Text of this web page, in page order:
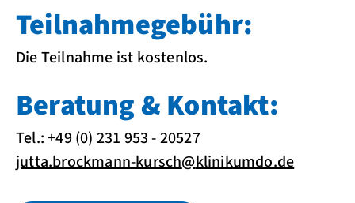
Teilnahmegebühr:
Die Teilnahme ist kostenlos.
Beratung & Kontakt:
Tel.: +49 (0) 231 953 - 20527
jutta.brockmann-kursch@klinikumdo.de